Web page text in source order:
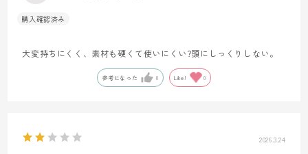
大変持ちにくく、素材も硬くて使いにくい?頭にしっくりしない。
参考になった 0 Like! 0
2026.3.24